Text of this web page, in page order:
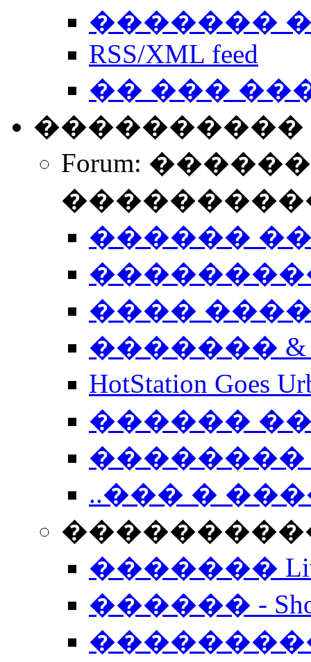
�������
RSS/XML feed
�� ���
����������
Forum:
������
����
�������
HotStation
������
��������
..��� �
����������
�������
������ -